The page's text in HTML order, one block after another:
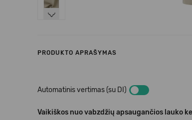
Next
PRODUKTO APRAŠYMAS
Automatinis vertimas (su DI)
Vaikiškos nuo vabzdžių apsaugančios lauko